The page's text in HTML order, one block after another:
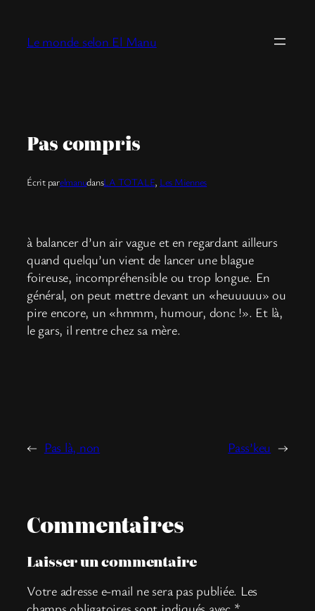
contenu
Le monde selon El Manu
Pas compris
Écrit parelmanudansLA TOTALE, Les Miennes
à balancer d’un air vague et en regardant ailleurs
quand quelqu’un vient de lancer une blague
foireuse, incompréhensible ou trop longue. En
général, on peut mettre devant un «heuuuuu» ou
pire encore, un «hmmm, humour, donc !». Et là,
le gars, il rentre chez sa mère.
← Pas là, non Pass’keu →
Commentaires
Laisser un commentaire
Votre adresse e-mail ne sera pas publiée. Les